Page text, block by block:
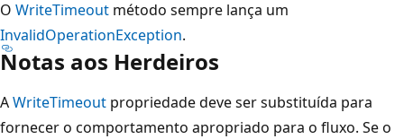
O WriteTimeout método sempre lança um
InvalidOperationException.
Notas aos Herdeiros
AWriteTimeout propriedade deve ser substituída para
fornecer o comportamento apropriado para o fluxo. Se o